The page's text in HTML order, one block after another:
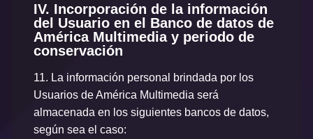
IV. Incorporación de la información
del Usuario en el Banco de datos de
América Multimedia y periodo de
conservación
11. La información personal brindada por los
Usuarios de América Multimedia será
almacenada en los siguientes bancos de datos,
según sea el caso: